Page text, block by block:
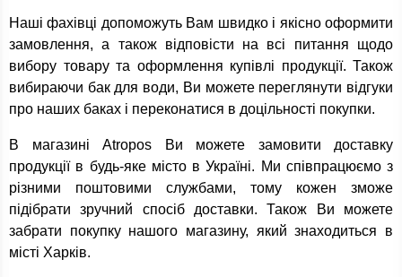
Наші фахівці допоможуть Вам швидко і якісно оформити
замовлення, а також відповісти на всі питання щодо
вибору товару та оформлення купівлі продукції. Також
вибираючи бак для води, Ви можете переглянути відгуки
про наших баках і переконатися в доцільності покупки.
В магазині Atropos Ви можете замовити доставку
продукції в будь-яке місто в Україні. Ми співпрацюємо з
різними поштовими службами, тому кожен зможе
підібрати зручний спосіб доставки. Також Ви можете
забрати покупку нашого магазину, який знаходиться в
місті Харків.